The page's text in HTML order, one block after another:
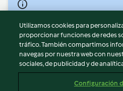
© Copyright 2026
Términos de uso
Política de privacidad
Aviso legal
Información legal
Utilizamos cookies para
proporcionar funciones de redes
tráfico. También compartimos
navegas por nuestra web con
sociales, de publicidad y de
Configuración